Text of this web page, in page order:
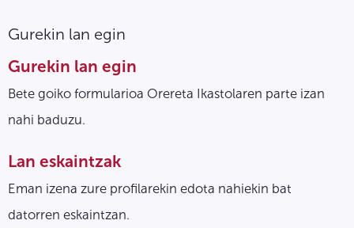
Gurekin lan egin
Gurekin lan egin
Bete goiko formularioa Orereta Ikastolaren parte izan
nahi baduzu.
Lan eskaintzak
Eman izena zure profilarekin edota nahiekin bat
datorren eskaintzan.